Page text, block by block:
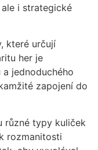
i strategické
které určují
her je
jednoduchého
zapojení do
různé typy kuliček
rozmanitosti